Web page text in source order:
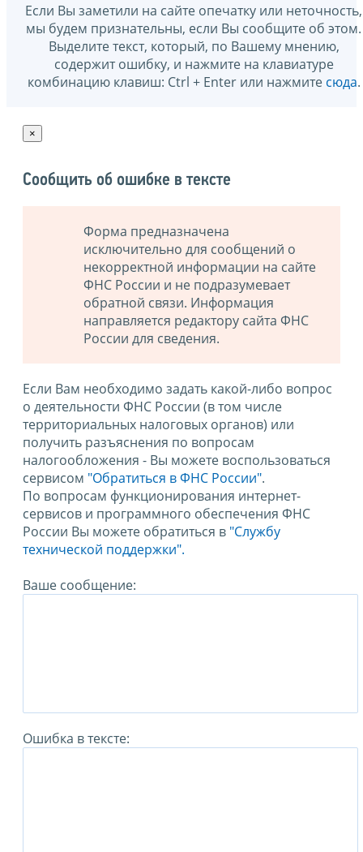
Если Вы заметили на сайте опечатку или неточность,
мы будем признательны, если Вы сообщите об этом.
Выделите текст, который, по Вашему мнению,
содержит ошибку, и нажмите на клавиатуре
комбинацию клавиш: Ctrl + Enter или нажмите сюда.
×
Сообщить об ошибке в тексте
Форма предназначена
исключительно для сообщений о
некорректной информации на сайте
ФНС России и не подразумевает
обратной связи. Информация
направляется редактору сайта ФНС
России для сведения.
Если Вам необходимо задать какой-либо вопрос
о деятельности ФНС России (в том числе
территориальных налоговых органов) или
получить разъяснения по вопросам
налогообложения - Вы можете воспользоваться
сервисом "Обратиться в ФНС России".
По вопросам функционирования интернет-
сервисов и программного обеспечения ФНС
России Вы можете обратиться в "Службу
технической поддержки".
Ваше сообщение:
Ошибка в тексте: